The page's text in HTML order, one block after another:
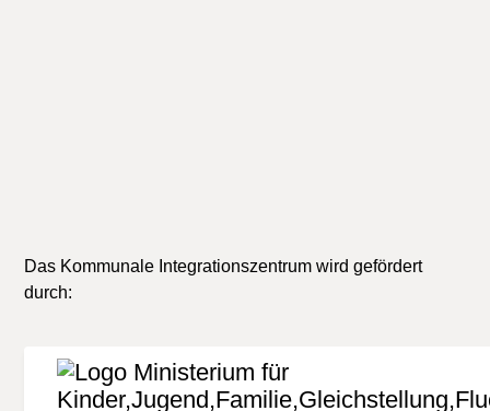
Das Kommunale Integrationszentrum wird gefördert
durch: